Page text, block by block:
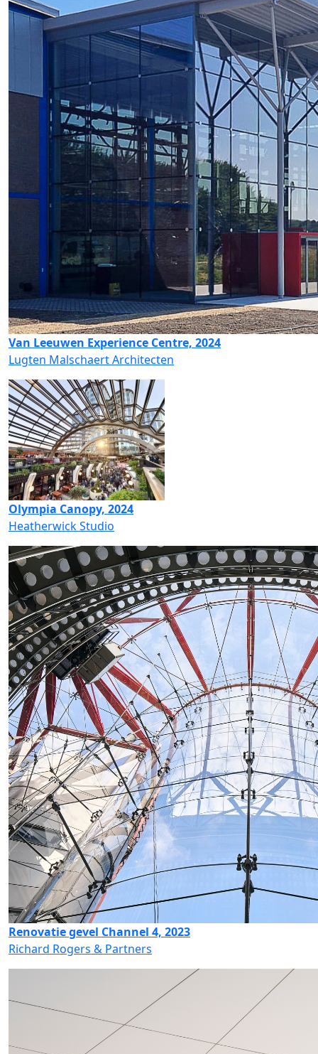
Van Leeuwen Experience Centre, 2024
Lugten Malschaert Architecten
Olympia Canopy, 2024
Heatherwick Studio
Renovatie gevel Channel 4, 2023
Richard Rogers & Partners